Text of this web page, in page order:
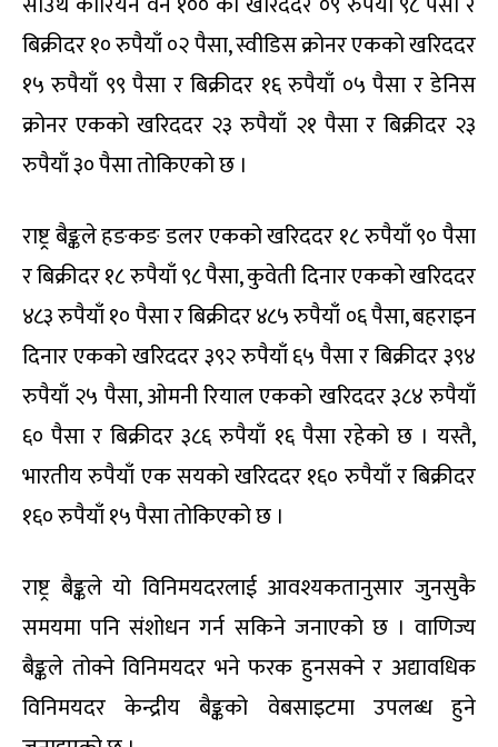
बिक्रीदर १० रुपैयाँ ०२ पैसा, स्वीडिस क्रोनर एकको खरिददर
१५ रुपैयाँ ९९ पैसा र बिक्रीदर १६ रुपैयाँ ०५ पैसा र डेनिस
क्रोनर एकको खरिददर २३ रुपैयाँ २१ पैसा र बिक्रीदर २३
रुपैयाँ ३० पैसा तोकिएको छ ।
राष्ट्र बैङ्कले हङकङ डलर एकको खरिददर १८ रुपैयाँ ९० पैसा
र बिक्रीदर १८ रुपैयाँ ९८ पैसा, कुवेती दिनार एकको खरिददर
४८३ रुपैयाँ १० पैसा र बिक्रीदर ४८५ रुपैयाँ ०६ पैसा, बहराइन
दिनार एकको खरिददर ३९२ रुपैयाँ ६५ पैसा र बिक्रीदर ३९४
रुपैयाँ २५ पैसा, ओमनी रियाल एकको खरिददर ३८४ रुपैयाँ
६० पैसा र बिक्रीदर ३८६ रुपैयाँ १६ पैसा रहेको छ । यस्तै,
भारतीय रुपैयाँ एक सयको खरिददर १६० रुपैयाँ र बिक्रीदर
१६० रुपैयाँ १५ पैसा तोकिएको छ ।
राष्ट्र बैङ्कले यो विनिमयदरलाई आवश्यकतानुसार जुनसुकै
समयमा पनि संशोधन गर्न सकिने जनाएको छ । वाणिज्य
बैङ्कले तोक्ने विनिमयदर भने फरक हुनसक्ने र अद्यावधिक
विनिमयदर केन्द्रीय बैङ्कको वेबसाइटमा उपलब्ध हुने